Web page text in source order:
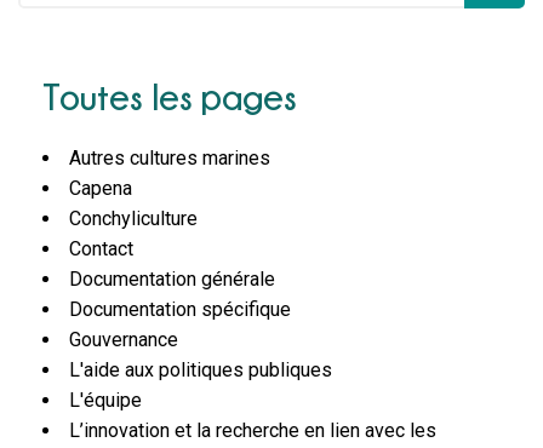
Toutes les pages
Autres cultures marines
Capena
Conchyliculture
Contact
Documentation générale
Documentation spécifique
Gouvernance
L'aide aux politiques publiques
L'équipe
L’innovation et la recherche en lien avec les